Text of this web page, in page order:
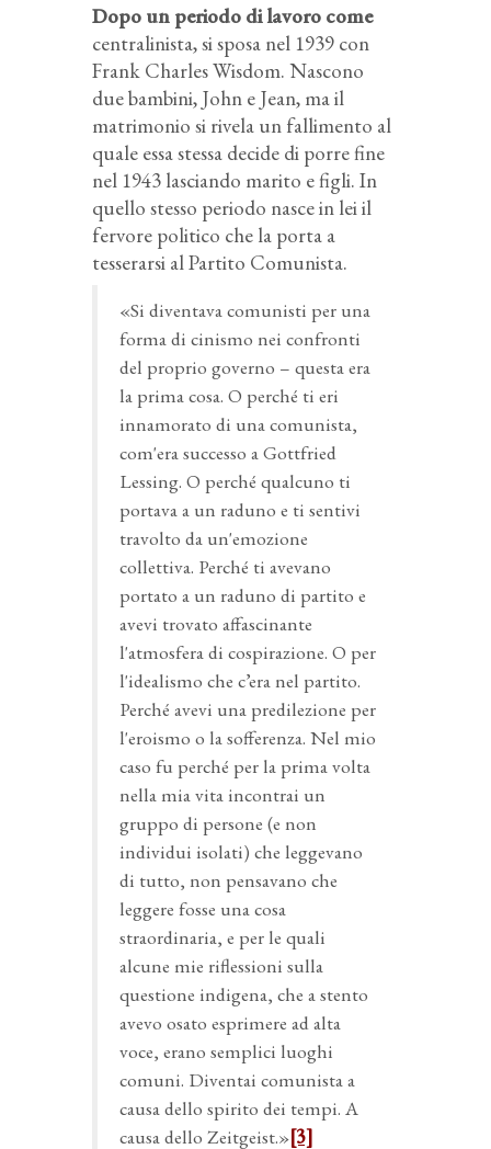
Dopo un periodo di lavoro come
centralinista, si sposa nel 1939 con
Frank Charles Wisdom. Nascono
due bambini, John e Jean, ma il
matrimonio si rivela un fallimento al
quale essa stessa decide di porre fine
nel 1943 lasciando marito e figli. In
quello stesso periodo nasce in lei il
fervore politico che la porta a
tesserarsi al Partito Comunista.
«Si diventava comunisti per una
forma di cinismo nei confronti
del proprio governo – questa era
la prima cosa. O perché ti eri
innamorato di una comunista,
com'era successo a Gottfried
Lessing. O perché qualcuno ti
portava a un raduno e ti sentivi
travolto da un'emozione
collettiva. Perché ti avevano
portato a un raduno di partito e
avevi trovato affascinante
l'atmosfera di cospirazione. O per
l'idealismo che c’era nel partito.
Perché avevi una predilezione per
l'eroismo o la sofferenza. Nel mio
caso fu perché per la prima volta
nella mia vita incontrai un
gruppo di persone (e non
individui isolati) che leggevano
di tutto, non pensavano che
leggere fosse una cosa
straordinaria, e per le quali
alcune mie riflessioni sulla
questione indigena, che a stento
avevo osato esprimere ad alta
voce, erano semplici luoghi
comuni. Diventai comunista a
causa dello spirito dei tempi. A
causa dello Zeitgeist.»[3]